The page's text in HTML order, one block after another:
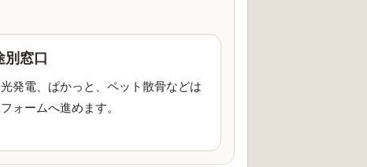
別窓口
発電、ぱかっと、ペット散骨などは
ォームへ進めます。